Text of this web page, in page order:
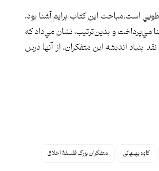
است.مباحث اين كتاب برايم آشنا بود،
مي‌پرداخت و بدين‌ترتيب، نشان مي‌داد كه
بنياد انديشه اين متفكران، از آنها درس
کاوه بهبهانی متفکران بزرگ فلسفۀ اخلاق